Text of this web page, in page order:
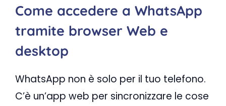
Come accedere a WhatsApp
tramite browser Web e
desktop
WhatsApp non è solo per il tuo telefono.
C’è un’app web per sincronizzare le cose